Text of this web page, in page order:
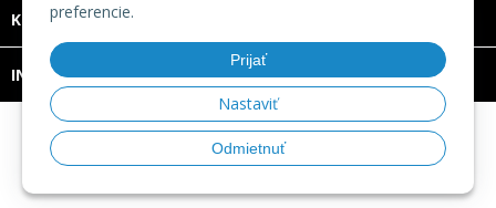
preferencie.
Prijať
Nastaviť
Odmietnuť
KONTAKT
INFO
© 2026 TECHNOMAT SK •tvorba eshopu cez UNIobchod
webhostingspoločnostiWEBYGROUP
DOVOLENKA 3. - 7. augusta 2026
Predajňa bude ZATVORENÁ a vytvorené
objednávky začneme vybavovať 10.8.2026.
Ďakujeme za pochopenie.